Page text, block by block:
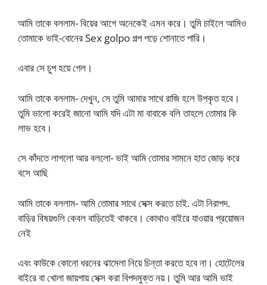
আমি তাকে বললাম- বিয়ের আগে অনেকেই এমন করে। তুমি চাইলে আমিও
তোমাকে ভাই-বোনের Sex golpo গল্প পড়ে শোনাতে পারি।
এবার সে চুপ হয়ে গেল।
আমি তাকে বললাম- দেখুন, সে তুমি আমার সাথে রাজি হলে উপকৃত হবে।
তুমি ভালো করেই জানো আমি যদি এটা মা বাবাকে বলি তাহলে তোমার কি
লাভ হবে।
সে কাঁদতে লাগলো আর বললো- ভাই আমি তোমার সামনে হাত জোড় করে
বসে আছি
আমি তাকে বললাম- আমি তোমার সাথে সেক্স করতে চাই. এটা নিরাপদ.
বাড়ির বিষয়গুলি কেবল বাড়িতেই থাকবে। কোথাও বাইরে যাওয়ার প্রয়োজন
নেই
এবং কাউকে কোনো ধরনের ঝামেলা নিয়ে চিন্তা করতে হবে না। হোটেলের
বাইরে বা খোলা জায়গায় সেক্স করা বিপদমুক্ত নয়। তুমি আর আমি ভাই